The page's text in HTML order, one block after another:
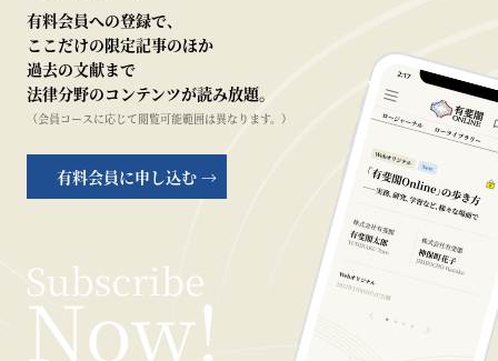
有料会員への登録で、
ここだけの限定記事のほか
過去の文献まで
法律分野のコンテンツが読み放題。
（会員コースに応じて閲覧可能範囲は異なります。）
有料会員に申し込む →